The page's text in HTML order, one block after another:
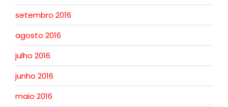
setembro 2016
agosto 2016
julho 2016
junho 2016
maio 2016